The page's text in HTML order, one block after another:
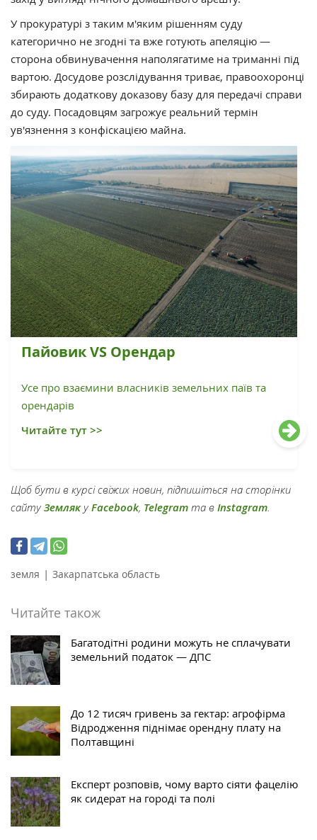
У прокуратурі з таким м'яким рішенням суду
категорично не згодні та вже готують апеляцію —
сторона обвинувачення наполягатиме на триманні під
вартою. Досудове розслідування триває, правоохоронці
збирають додаткову доказову базу для передачі справи
до суду. Посадовцям загрожує реальний термін
ув'язнення з конфіскацією майна.
Пайовик VS Орендар
Усе про взаємини власників земельних паїв та
орендарів
Читайте тут >>
Щоб бути в курсі свіжих новин, підпишіться на сторінки
сайтуЗемлякуFacebook, Telegram та в Instagram.
земля | Закарпатська область
Читайте також
Багатодітні родини можуть не сплачувати
земельний податок — ДПС
До 12 тисяч гривень за гектар: агрофірма
Відродження піднімає орендну плату на
Полтавщині
Експерт розповів, чому варто сіяти фацелію
як сидерат на городі та полі